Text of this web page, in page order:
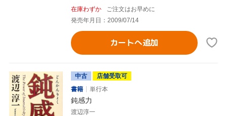
在庫わずか
ご注文はお早めに
発売年月日：2009/07/14
カートへ追加
中古
店舗受取可
書籍
単行本
鈍感力
渡辺淳一